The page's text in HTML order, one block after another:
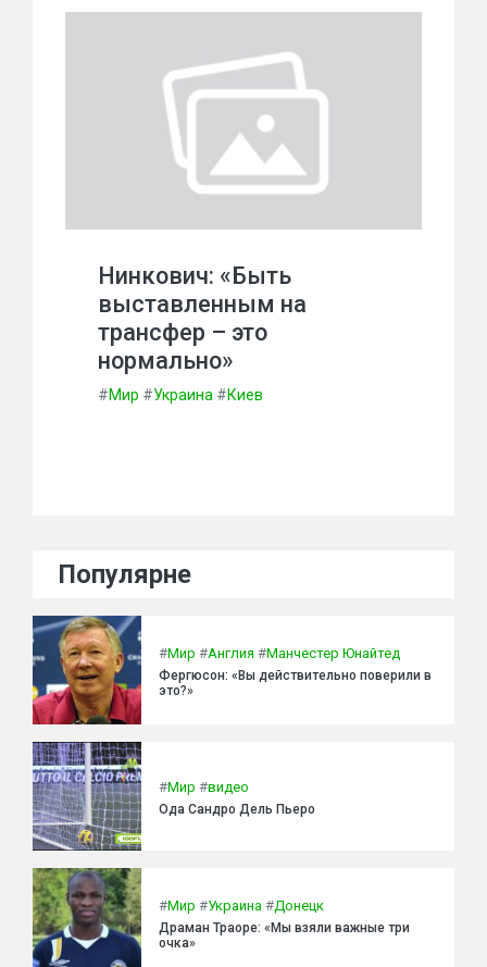
Нинкович: «Быть
выставленным на
трансфер – это
нормально»
#Мир #Украина #Киев
Популярне
#Мир #Англия #Манчестер Юнайтед
Фергюсон: «Вы действительно поверили в
это?»
#Мир #видео
Ода Сандро Дель Пьеро
#Мир #Украина #Донецк
Драман Траоре: «Мы взяли важные три
очка»